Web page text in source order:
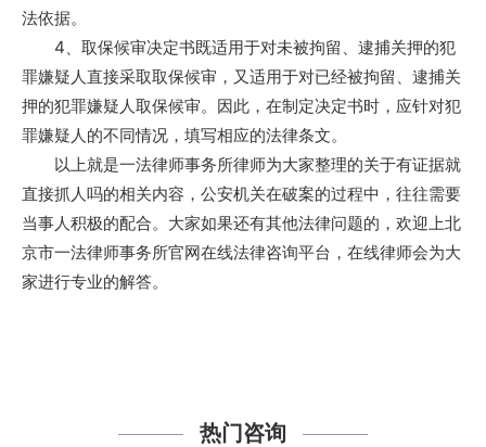
法依据。
4、取保候审决定书既适用于对未被拘留、逮捕关押的犯
罪嫌疑人直接采取取保候审，又适用于对已经被拘留、逮捕关
押的犯罪嫌疑人取保候审。因此，在制定决定书时，应针对犯
罪嫌疑人的不同情况，填写相应的法律条文。
以上就是一法律师事务所律师为大家整理的关于有证据就
直接抓人吗的相关内容，公安机关在破案的过程中，往往需要
当事人积极的配合。大家如果还有其他法律问题的，欢迎上北
京市一法律师事务所官网在线法律咨询平台，在线律师会为大
家进行专业的解答。
热门咨询